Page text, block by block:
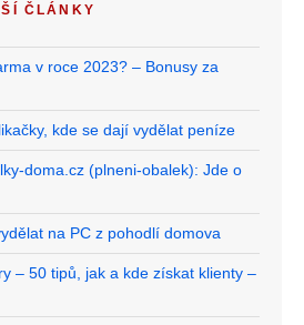
ČLÁNKY
v roce 2023? – Bonusy za
kde se dají vydělat peníze
doma.cz (plneni-obalek): Jde o
na PC z pohodlí domova
– 50 tipů, jak a kde získat klienty –